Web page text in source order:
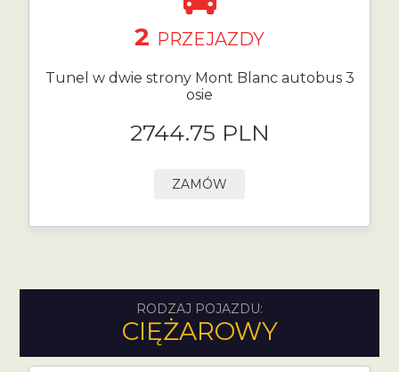
2 PRZEJAZDY
Tunel w dwie strony Mont Blanc autobus 3
osie
2744.75 PLN
ZAMÓW
RODZAJ POJAZDU:
CIĘŻAROWY